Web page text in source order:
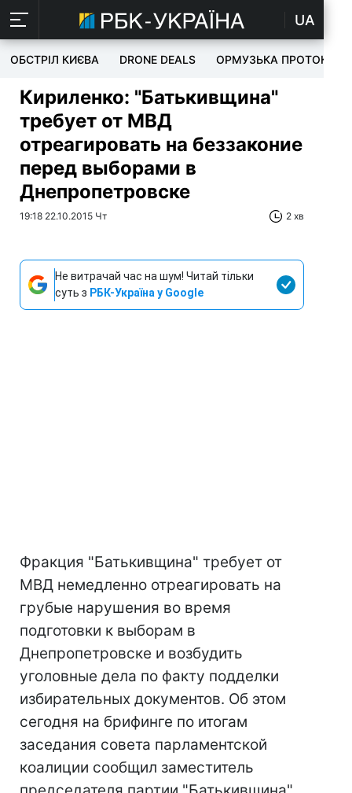
UA
ОБСТРІЛ КИЄВА DRONE DEALS ОРМУЗЬКА ПРОТОКА
Кириленко: "Батькивщина"
требует от МВД
отреагировать на беззаконие
перед выборами в
Днепропетровске
19:18 22.10.2015 Чт 2 хв
Не витрачай час на шум! Читай тільки
суть з РБК-Україна у Google
Фракция "Батькивщина" требует от
МВД немедленно отреагировать на
грубые нарушения во время
подготовки к выборам в
Днепропетровске и возбудить
уголовные дела по факту подделки
избирательных документов. Об этом
сегодня на брифинге по итогам
заседания совета парламентской
коалиции сообщил заместитель